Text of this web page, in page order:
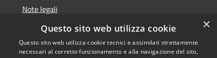
Note legali
Dichiarazione di accessibilità
×
Questo sito web utilizza cookie
Questo sito web utilizza cookie tecnici e assimilati strettamente
necessari al corretto funzionamento e alla navigazione del sito,